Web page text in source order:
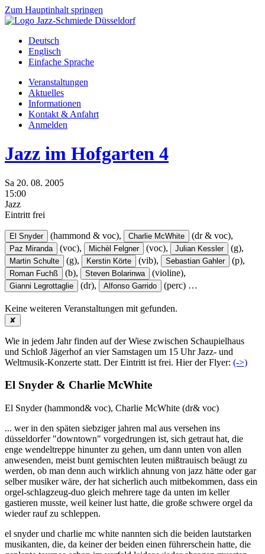
Zum Hauptinhalt springen
Deutsch
Englisch
Einfache Sprache
Veranstaltungen
Aktuelles
Informationen
Kontakt & Anfahrt
Anmelden
Jazz im Hofgarten 4
Sa 20. 08. 2005
15:00
Jazz
Eintritt frei
El Snyder (hammond & voc), Charlie McWhite (dr & voc),
Paz Miranda (voc), Michèl Felgner (voc), Julian Kessler (g),
Martin Schulte (g), Kerstin Körte (vib), Sebastian Gahler (p),
Roman Fuchß (b), Steven Bolarinwa (violine),
Gianni Legrottaglie (dr), Alfonso Garrido (perc) …
Keine weiteren Veranstaltungen mit gefunden.
✘
Wie in jedem Jahr finden auf der Wiese zwischen Schaupielhaus
und Schloß Jägerhof an vier Samstagen um 15 Uhr Jazz- und
Weltmusik-Konzerte statt. Der Eintritt ist frei. Hier der Flyer: (->)
El Snyder & Charlie McWhite
El Snyder (hammond& voc), Charlie McWhite (dr& voc)
... wer in den späten siebziger jahren mal aus versehen ins
düsseldorfer "downtown" vorgedrungen ist, sich getraut hat, die
enge wendeltreppe hinunter zu gehen, um dann unten von allen
anwesenden, meist bunt gemischten leuten mißtrauisch beäugt zu
werden, ob man denn auch wirklich ahnung von jazz hätte oder gar
selber musiker wäre, der hat sicherlich auch mitbekommen, dass ein
orgel-schlagzeug-duo gleich mehrere tage da unten im keller
gastieren musste, weil keiner lust hatte, die große schwere orgel da
wieder rauf zu schleppen.
el snyder und charlie mc white nannten sich die beiden lautstarken
musikanten, die, da keiner der beiden einen führerschein hatte, die